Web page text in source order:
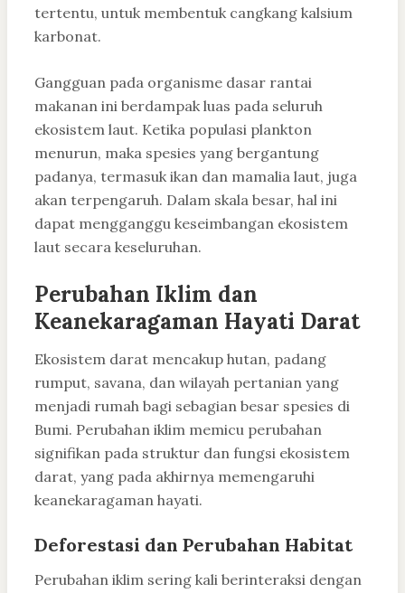
tertentu, untuk membentuk cangkang kalsium
karbonat.
Gangguan pada organisme dasar rantai
makanan ini berdampak luas pada seluruh
ekosistem laut. Ketika populasi plankton
menurun, maka spesies yang bergantung
padanya, termasuk ikan dan mamalia laut, juga
akan terpengaruh. Dalam skala besar, hal ini
dapat mengganggu keseimbangan ekosistem
laut secara keseluruhan.
Perubahan Iklim dan
Keanekaragaman Hayati Darat
Ekosistem darat mencakup hutan, padang
rumput, savana, dan wilayah pertanian yang
menjadi rumah bagi sebagian besar spesies di
Bumi. Perubahan iklim memicu perubahan
signifikan pada struktur dan fungsi ekosistem
darat, yang pada akhirnya memengaruhi
keanekaragaman hayati.
Deforestasi dan Perubahan Habitat
Perubahan iklim sering kali berinteraksi dengan